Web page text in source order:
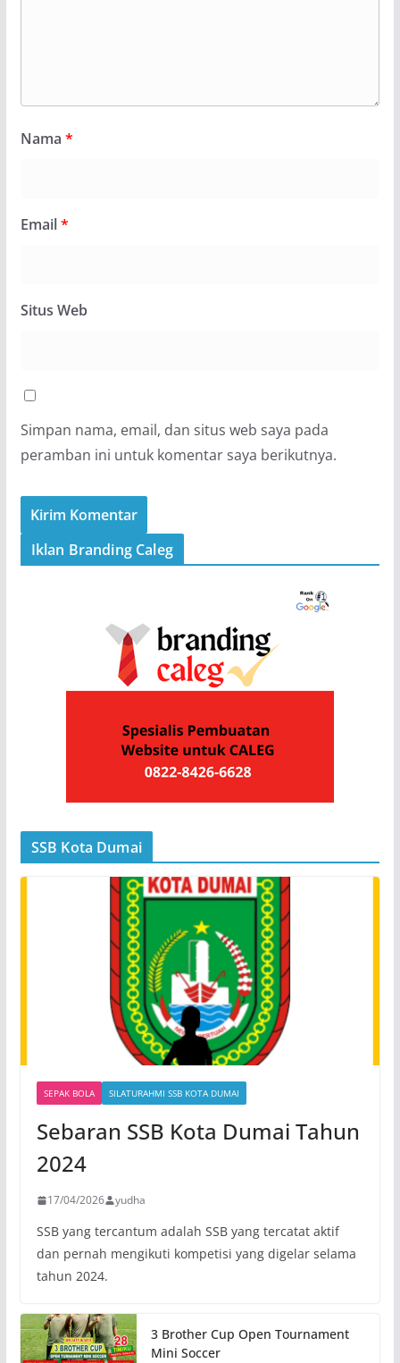
Nama *
Email*
Situs Web
Simpan nama, email, dan situs web saya pada
peramban ini untuk komentar saya berikutnya.
Iklan Branding Caleg
SSB Kota Dumai
SEPAK BOLA SILATURAHMI SSB KOTA DUMAI
Sebaran SSB Kota Dumai Tahun
2024
17/04/2026 yudha
SSB yang tercantum adalah SSB yang tercatat aktif
dan pernah mengikuti kompetisi yang digelar selama
tahun 2024.
3 Brother Cup Open Tournament
Mini Soccer